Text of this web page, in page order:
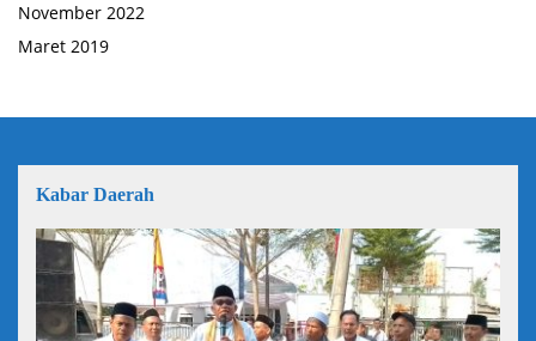
November 2022
Maret 2019
Kabar Daerah